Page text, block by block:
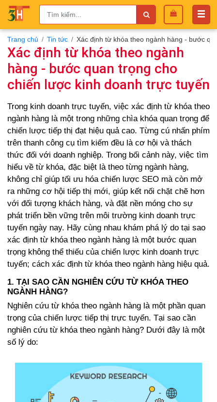
Trang chủ Tin tức Xác định từ khóa theo ngành hàng - bước
Xác định từ khóa theo ngành
hàng - bước quan trọng cho
chiến lược kinh doanh trực tuyến
Trong kinh doanh trực tuyến, việc xác định từ khóa theo
ngành hàng là một trong những chìa khóa quan trọng để
chiến lược tiếp thị đạt hiệu quả cao. Từng cú nhấn phím
trên thanh công cụ tìm kiếm đều là cơ hội và thách
thức đối với doanh nghiệp. Trong bối cảnh này, việc tìm
hiểu về từ khóa, đặc biệt là theo từng ngành hàng,
không chỉ giúp tối ưu hóa chiến lược SEO mà còn mở
ra những cơ hội tiếp thị mới, giúp kết nối chặt chẽ hơn
với đối tượng khách hàng, và đặt nền móng cho sự
phát triển bền vững trên môi trường kinh doanh trực
tuyến ngày nay. Hãy cùng nhau khám phá lý do tại sao
xác định từ khóa theo ngành hàng là một bước quan
trọng không thể thiếu của chiến lược kinh doanh trực
tuyến; cách xác định từ khóa theo ngành hàng hiệu quả.
1. TẠI SAO CẦN NGHIÊN CỨU TỪ KHÓA THEO
NGÀNH HÀNG?
Nghiên cứu từ khóa theo ngành hàng là một phần quan
trọng của chiến lược tiếp thị trực tuyến. Tại sao cần
nghiên cứu từ khóa theo ngành hàng? Dưới đây là một
số lý do: